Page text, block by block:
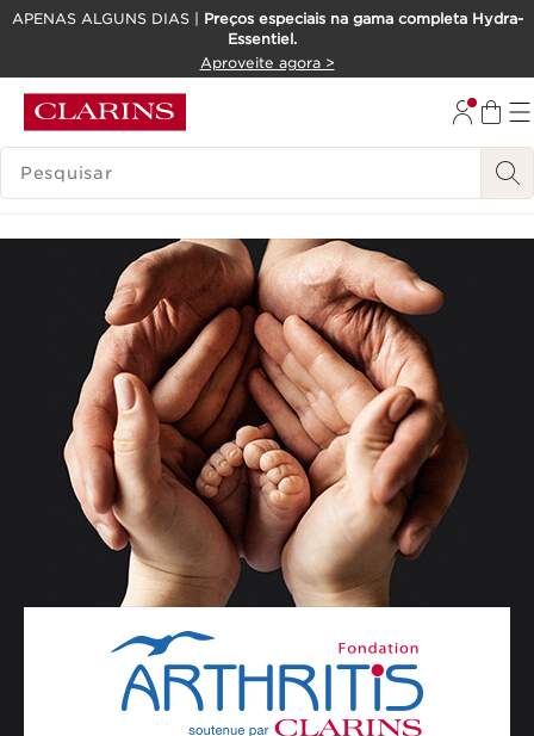
SALTAR PARA O CONTEÚDO
APENAS ALGUNS DIAS | Preços especiais na gama completa Hydra-
Essentiel.
Aproveite agora >
PESQUISAR LEGENDA